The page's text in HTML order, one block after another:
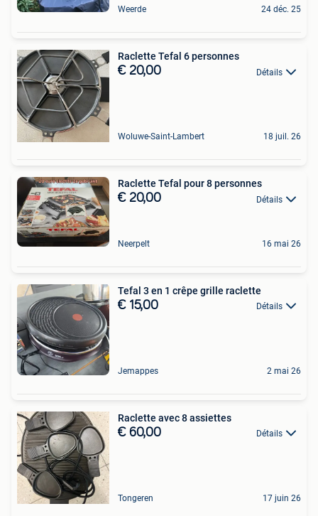
Weerde 24 déc. 25
Raclette Tefal 6 personnes
€ 20,00 Détails
Woluwe-Saint-Lambert 18 juil. 26
Raclette Tefal pour 8 personnes
€ 20,00 Détails
Neerpelt 16 mai 26
Tefal 3 en 1 crêpe grille raclette
€ 15,00 Détails
Jemappes 2 mai 26
Raclette avec 8 assiettes
€ 60,00 Détails
Tongeren 17 juin 26